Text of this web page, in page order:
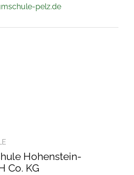
pelz.de
Hohenstein-
Co. KG